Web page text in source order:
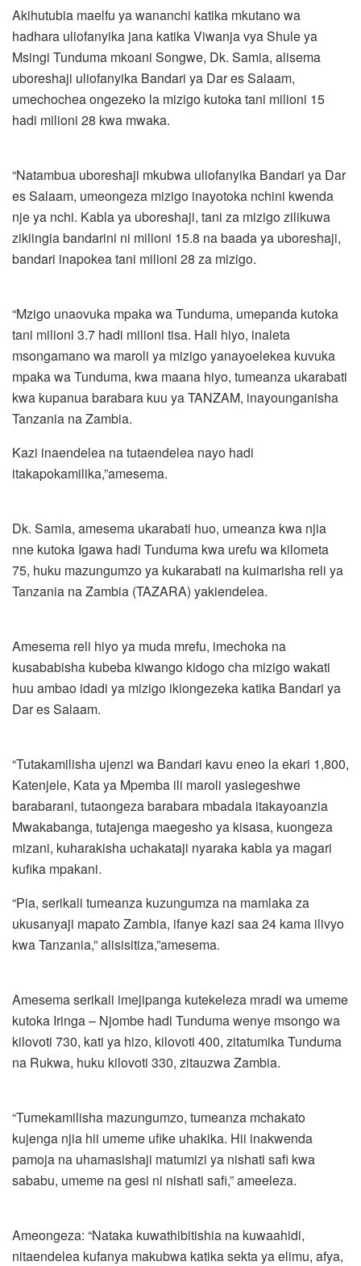
Akihutubia maelfu ya wananchi katika mkutano wa
hadhara uliofanyika jana katika Viwanja vya Shule ya
Msingi Tunduma mkoani Songwe, Dk. Samia, alisema
uboreshaji uliofanyika Bandari ya Dar es Salaam,
umechochea ongezeko la mizigo kutoka tani milioni 15
hadi milioni 28 kwa mwaka.
“Natambua uboreshaji mkubwa uliofanyika Bandari ya Dar
es Salaam, umeongeza mizigo inayotoka nchini kwenda
nje ya nchi. Kabla ya uboreshaji, tani za mizigo zilikuwa
zikiingia bandarini ni milioni 15.8 na baada ya uboreshaji,
bandari inapokea tani milioni 28 za mizigo.
“Mzigo unaovuka mpaka wa Tunduma, umepanda kutoka
tani milioni 3.7 hadi milioni tisa. Hali hiyo, inaleta
msongamano wa maroli ya mizigo yanayoelekea kuvuka
mpaka wa Tunduma, kwa maana hiyo, tumeanza ukarabati
kwa kupanua barabara kuu ya TANZAM, inayounganisha
Tanzania na Zambia.
Kazi inaendelea na tutaendelea nayo hadi
itakapokamilika,”amesema.
Dk. Samia, amesema ukarabati huo, umeanza kwa njia
nne kutoka Igawa hadi Tunduma kwa urefu wa kilometa
75, huku mazungumzo ya kukarabati na kuimarisha reli ya
Tanzania na Zambia (TAZARA) yakiendelea.
Amesema reli hiyo ya muda mrefu, imechoka na
kusababisha kubeba kiwango kidogo cha mizigo wakati
huu ambao idadi ya mizigo ikiongezeka katika Bandari ya
Dar es Salaam.
“Tutakamilisha ujenzi wa Bandari kavu eneo la ekari 1,800,
Katenjele, Kata ya Mpemba ili maroli yasiegeshwe
barabarani, tutaongeza barabara mbadala itakayoanzia
Mwakabanga, tutajenga maegesho ya kisasa, kuongeza
mizani, kuharakisha uchakataji nyaraka kabla ya magari
kufika mpakani.
“Pia, serikali tumeanza kuzungumza na mamlaka za
ukusanyaji mapato Zambia, ifanye kazi saa 24 kama ilivyo
kwa Tanzania,” alisisitiza,”amesema.
Amesema serikali imejipanga kutekeleza mradi wa umeme
kutoka Iringa – Njombe hadi Tunduma wenye msongo wa
kilovoti 730, kati ya hizo, kilovoti 400, zitatumika Tunduma
na Rukwa, huku kilovoti 330, zitauzwa Zambia.
“Tumekamilisha mazungumzo, tumeanza mchakato
kujenga njia hii umeme ufike uhakika. Hii inakwenda
pamoja na uhamasishaji matumizi ya nishati safi kwa
sababu, umeme na gesi ni nishati safi,” ameeleza.
Ameongeza: “Nataka kuwathibitishia na kuwaahidi,
nitaendelea kufanya makubwa katika sekta ya elimu, afya,